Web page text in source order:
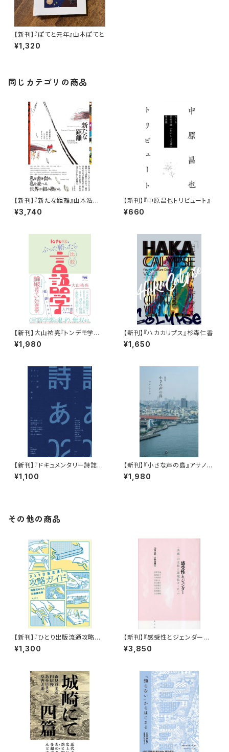
【新刊】『ぽてと元年』山本ぽてと
¥1,320
同じカテゴリの商品
【新刊】『新たな距離』山本浩貴
（いぬのせなか座）＝著
¥3,740
【新刊】『中原昌也トリビュート』
¥660
【新刊】大山祐亮『トンデモ学説
をぶった斬ったら比較言語学の
入門書になった件：激論十番勝
¥1,980
【新刊】『ハカカリプス』杉森仁香
¥1,650
【新刊】『ドキュメンタリー詩誌
詩あ 02: 詩を投稿しよう 書き続
けることへの、ひとつの扉』
¥1,100
【新刊】『小さな声の島』アサノタ
カオ
¥1,980
その他の商品
【新刊】『ひとり出版流通攻略ガ
イド』海猫沢めろん・江藤健太郎
¥1,300
【新刊】『感受性とジェンダー
―“共感”の文化と近現代ヨーロ
ッパ』
¥3,850